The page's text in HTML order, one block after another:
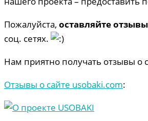
Пожалуйста, оставляйте
соц. сетях.
Нам приятно получать отзывы о
Отзывы о сайте usobaki.com: